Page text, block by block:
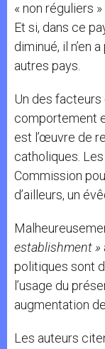
« non réguliers
Et si, dans ce
diminué, il n’en
autres pays.
Un des
comportement
est l’œuvre de
catholiques.
Commission
d’ailleurs, un
establishment »
politiques sont
l’usage du
augmentation
Les auteurs